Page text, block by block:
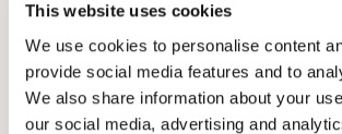
This website uses cookies
We use cookies to personalise content
provide social media features and to
We also share information about your
our social media, advertising and